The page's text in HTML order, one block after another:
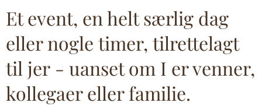
Et event, en helt særlig dag
eller nogle timer, tilrettelagt
til jer - uanset om I er venner,
kollegaer eller familie.